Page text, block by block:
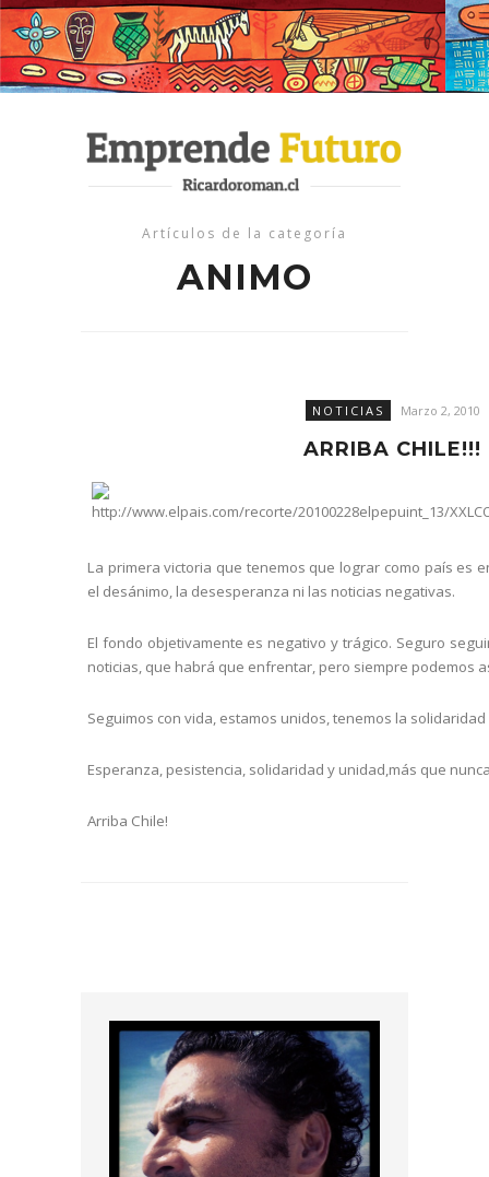
Artículos de la categoría
ANIMO
NOTICIAS Marzo 2, 2010
ARRIBA CHILE!!!
La primera victoria que tenemos que lograr como país es
el desánimo, la desesperanza ni las noticias negativas.
El fondo objetivamente es negativo y trágico. Seguro
noticias, que habrá que enfrentar, pero siempre podemos
Seguimos con vida, estamos unidos, tenemos la
Esperanza, pesistencia, solidaridad y unidad,más que
Arriba Chile!